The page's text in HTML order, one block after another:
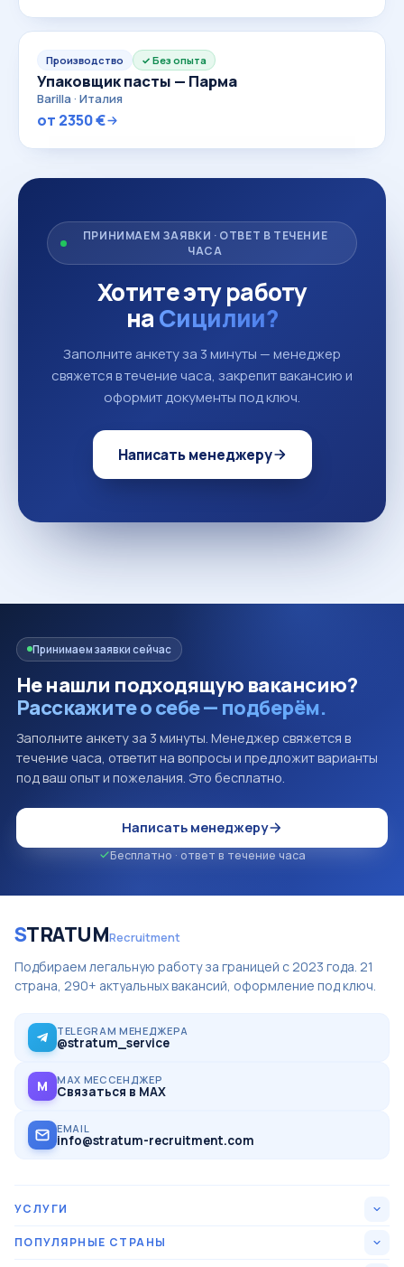
Производство Без опыта
Упаковщик пасты — Парма
Barilla · Италия
от 2350 €
ПРИНИМАЕМ ЗАЯВКИ · ОТВЕТ В ТЕЧЕНИЕ
ЧАСА
Хотите эту работу
наСицилии?
Заполните анкету за 3 минуты — менеджер
свяжется в течение часа, закрепит вакансию и
оформит документы под ключ.
Написать менеджеру
Принимаем заявки сейчас
Не нашли подходящую вакансию?
Расскажите о себе — подберём.
Заполните анкету за 3 минуты. Менеджер свяжется в
течение часа, ответит на вопросы и предложит варианты
под ваш опыт и пожелания. Это бесплатно.
Написать менеджеру
Бесплатно · ответ в течение часа
STRATUMRecruitment
Подбираем легальную работу за границей с 2023 года. 21
страна, 290+ актуальных вакансий, оформление под ключ.
TELEGRAM МЕНЕДЖЕРА
@stratum_service
M MAX МЕССЕНДЖЕР
Связаться в MAX
EMAIL
info@stratum-recruitment.com
УСЛУГИ
Все вакансии
ПОПУЛЯРНЫЕ СТРАНЫ